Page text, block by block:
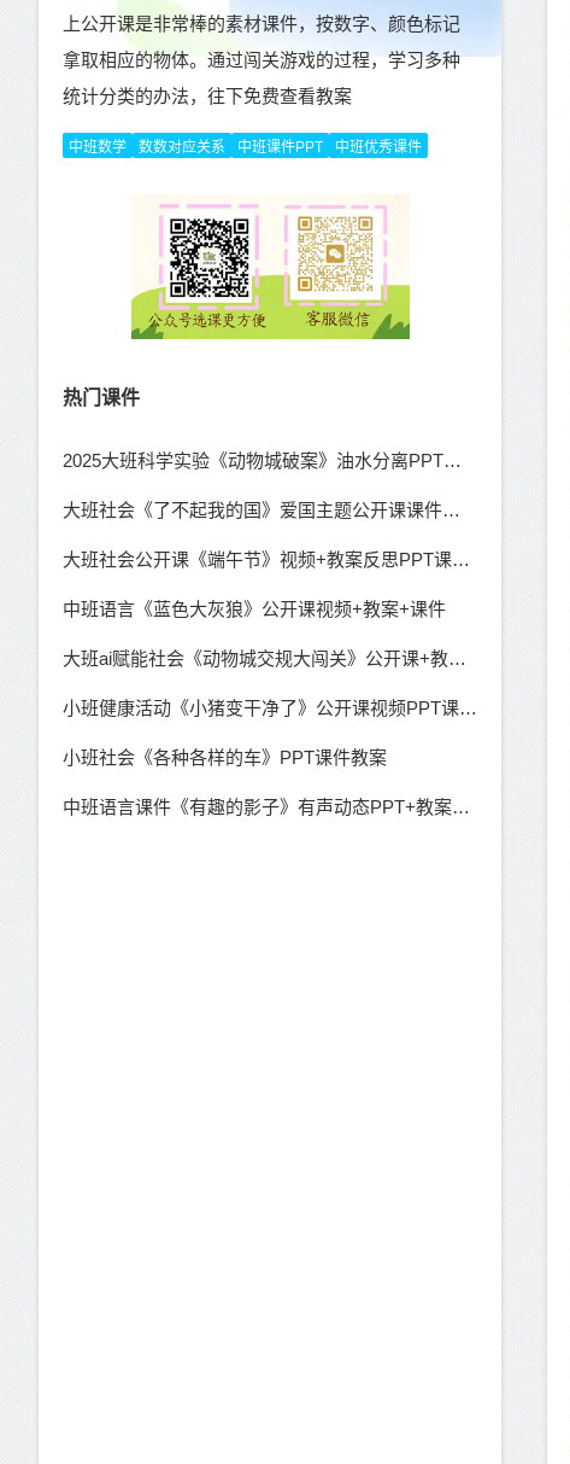
上公开课是非常棒的素材课件，按数字、颜色标记
拿取相应的物体。通过闯关游戏的过程，学习多种
统计分类的办法，往下免费查看教案
中班数学 数数对应关系 中班课件PPT 中班优秀课件
热门课件
2025大班科学实验《动物城破案》油水分离PPT课件教案动画反思（无公开课）
大班社会《了不起我的国》爱国主题公开课课件教案
大班社会公开课《端午节》视频+教案反思PPT课件动画音乐教具图
中班语言《蓝色大灰狼》公开课视频+教案+课件
大班ai赋能社会《动物城交规大闯关》公开课+教案+课件+说课稿
小班健康活动《小猪变干净了》公开课视频PPT课件教案音乐下载
小班社会《各种各样的车》PPT课件教案
中班语言课件《有趣的影子》有声动态PPT+教案+音乐（无公开课视频）